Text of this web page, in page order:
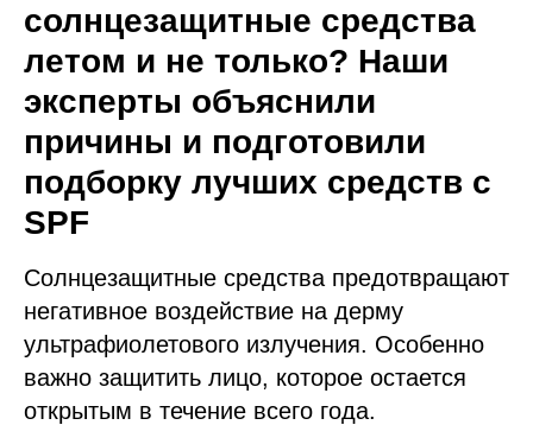
солнцезащитные средства
летом и не только? Наши
эксперты объяснили
причины и подготовили
подборку лучших средств с
SPF
Солнцезащитные средства предотвращают
негативное воздействие на дерму
ультрафиолетового излучения. Особенно
важно защитить лицо, которое остается
открытым в течение всего года.